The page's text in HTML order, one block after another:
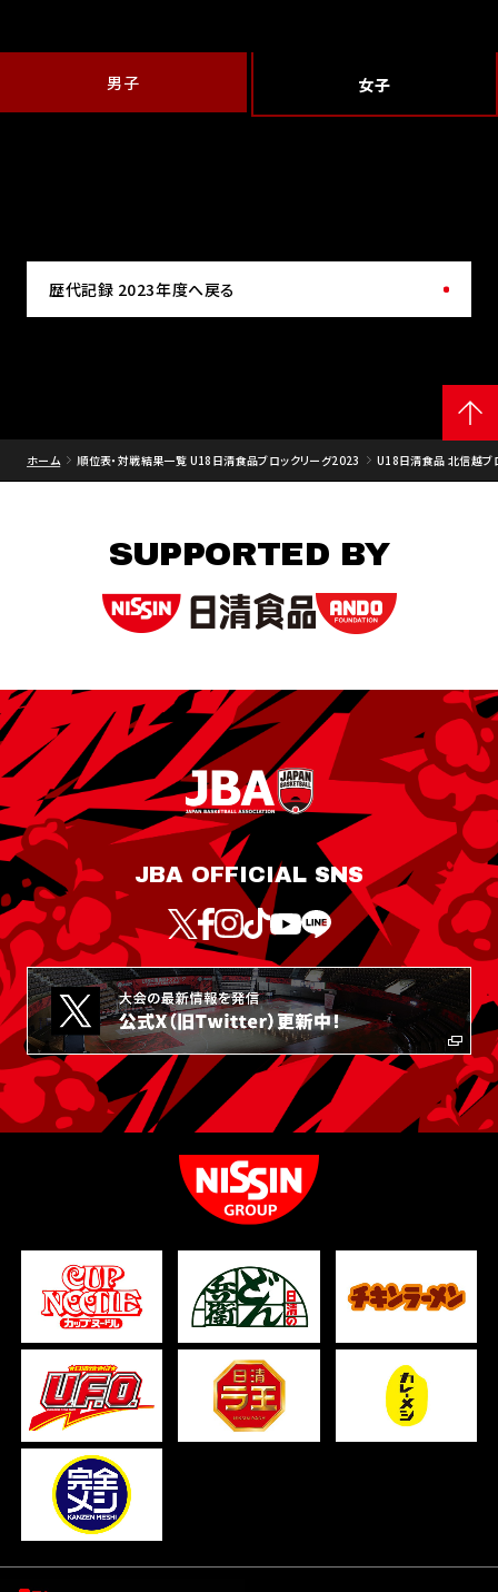
男子 女子
歴代記録 2023年度へ戻る
ホーム 順位表・対戦結果一覧 U18日清食品ブロックリーグ2023 U18日清食品 北信越ブ
SUPPORTED BY
JBA OFFICIAL SNS